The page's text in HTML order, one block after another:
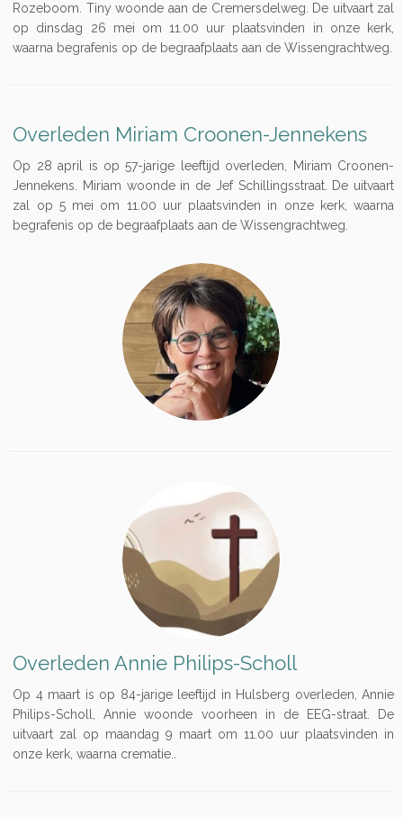
Rozeboom. Tiny woonde aan de Cremersdelweg. De uitvaart zal
op dinsdag 26 mei om 11.00 uur plaatsvinden in onze kerk,
waarna begrafenis op de begraafplaats aan de Wissengrachtweg.
Overleden Miriam Croonen-Jennekens
Op 28 april is op 57-jarige leeftijd overleden, Miriam Croonen-
Jennekens. Miriam woonde in de Jef Schillingsstraat. De uitvaart
zal op 5 mei om 11.00 uur plaatsvinden in onze kerk, waarna
begrafenis op de begraafplaats aan de Wissengrachtweg.
Overleden Annie Philips-Scholl
Op 4 maart is op 84-jarige leeftijd in Hulsberg overleden, Annie
Philips-Scholl, Annie woonde voorheen in de EEG-straat. De
uitvaart zal op maandag 9 maart om 11.00 uur plaatsvinden in
onze kerk, waarna crematie..